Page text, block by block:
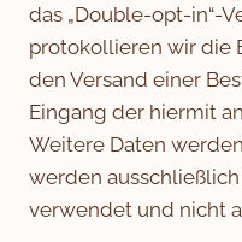
das „Double-opt-in“-
protokollieren wir die
den Versand einer
Eingang der hiermit
Weitere Daten
werden
verwendet und nicht